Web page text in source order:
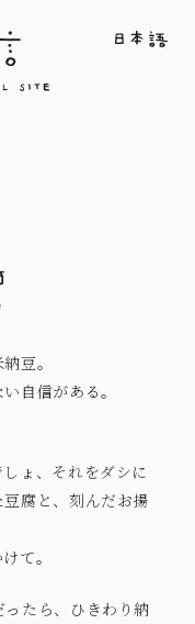
豆。
自信がある。
ょ、それをダシに
腐と、刻んだお揚
て。
たら、ひきわり納